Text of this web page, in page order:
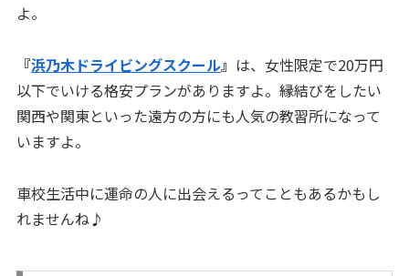
よ。
『浜乃木ドライビングスクール』 は、 女性限定で20万円
以下でいける格安プランがありますよ。縁結びをしたい
関西や関東といった遠方の方にも人気の教習所になって
いますよ。
車校生活中に運命の人に出会えるってこともあるかもし
れませんね♪